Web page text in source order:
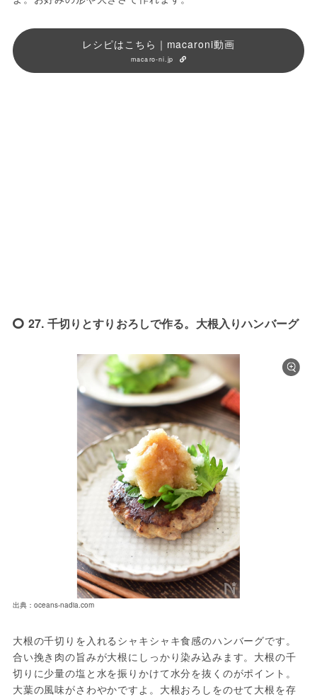
レシピはこちら｜macaroni動画
macaro-ni.jp
27. 千切りとすりおろしで作る。大根入りハンバーグ
出典：oceans-nadia.com
大根の千切りを入れるシャキシャキ食感のハンバーグです。
合い挽き肉の旨みが大根にしっかり染み込みます。大根の千
切りに少量の塩と水を振りかけて水分を抜くのがポイント。
大葉の風味がさわやかですよ。大根おろしをのせて大根を存